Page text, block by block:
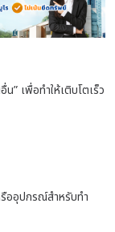
น” เพื่อทำให้เติบโตเร็ว
ออุปกรณ์สำหรับทำ